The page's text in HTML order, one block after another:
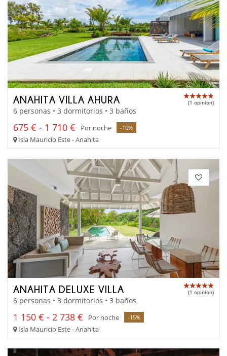
ANAHITA VILLA AHURA (1 opinion)
6 personas • 3 dormitorios • 3 baños
675 € - 1 710 € Por noche -10%
Isla Mauricio Este - Anahita
ANAHITA DELUXE VILLA (1 opinion)
6 personas • 3 dormitorios • 3 baños
1 150 € - 2 738 € Por noche -15%
Isla Mauricio Este - Anahita